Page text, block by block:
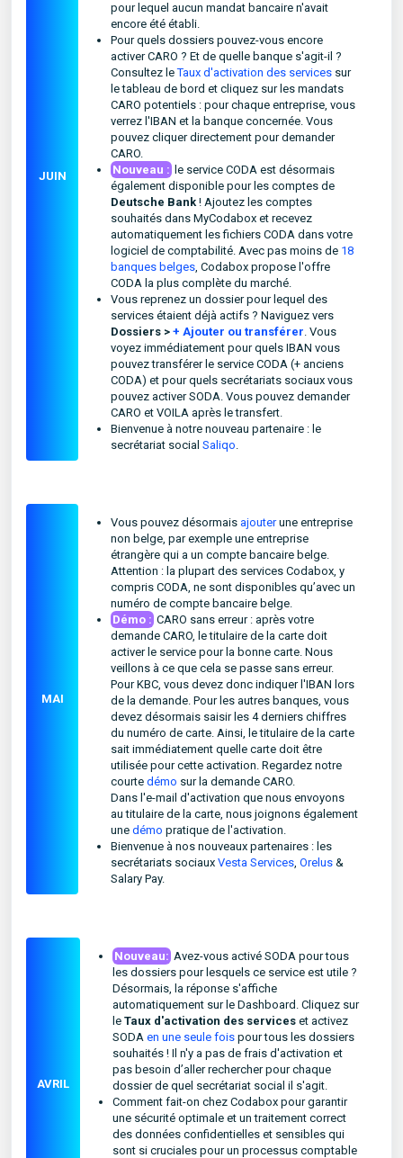
JUIN
pour lequel aucun mandat bancaire n'avait
encore été établi.
Pour quels dossiers pouvez-vous encore
activer CARO ? Et de quelle banque s'agit-il ?
Consultez leTaux d'activation des services sur
le tableau de bord et cliquez sur les mandats
CARO potentiels : pour chaque entreprise, vous
verrez l'IBAN et la banque concernée. Vous
pouvez cliquer directement pour demander
CARO.
Nouveau : le service CODA est désormais
également disponible pour les comptes de
Deutsche Bank ! Ajoutez les comptes
souhaités dans MyCodabox et recevez
automatiquement les fichiers CODA dans votre
logiciel de comptabilité. Avec pas moins de 18
banques belges, Codabox propose l'offre
CODA la plus complète du marché.
Vous reprenez un dossier pour lequel des
services étaient déjà actifs ? Naviguez vers
Dossiers > + Ajouter ou transférer. Vous
voyez immédiatement pour quels IBAN vous
pouvez transférer le service CODA (+ anciens
CODA) et pour quels secrétariats sociaux vous
pouvez activer SODA. Vous pouvez demander
CARO et VOILA après le transfert.
Bienvenue à notre nouveau partenaire : le
secrétariat social Saliqo.
MAI
Vous pouvez désormais ajouterune entreprise
non belge, par exemple une entreprise
étrangère qui a un compte bancaire belge.
Attention : la plupart des services Codabox, y
compris CODA, ne sont disponibles qu’avec un
numéro de compte bancaire belge.
Démo : CARO sans erreur : après votre
demande CARO, le titulaire de la carte doit
activer le service pour la bonne carte. Nous
veillons à ce que cela se passe sans erreur.
Pour KBC, vous devez donc indiquer l'IBAN lors
de la demande. Pour les autres banques, vous
devez désormais saisir les 4 derniers chiffres
du numéro de carte. Ainsi, le titulaire de la carte
sait immédiatement quelle carte doit être
utilisée pour cette activation. Regardez notre
courte démo sur la demande CARO.
Dans l'e-mail d'activation que nous envoyons
au titulaire de la carte, nous joignons également
une démo pratique de l'activation.
Bienvenue à nos nouveaux partenaires : les
secrétariats sociaux Vesta Services, Orelus &
Salary Pay.
AVRIL
Nouveau: Avez-vous activé SODA pour tous
les dossiers pour lesquels ce service est utile ?
Désormais, la réponse s'affiche
automatiquement sur le Dashboard. Cliquez sur
le Taux d'activation des services et activez
SODA en une seule fois pour tous les dossiers
souhaités ! Il n'y a pas de frais d'activation et
pas besoin d’aller rechercher pour chaque
dossier de quel secrétariat social il s'agit.
Comment fait-on chez Codabox pour garantir
une sécurité optimale et un traitement correct
des données confidentielles et sensibles qui
sont si cruciales pour un processus comptable